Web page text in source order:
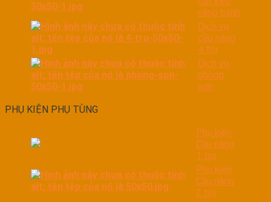
nâng bánh
Dịch vụ
cầu nâng
4 trụ
Dịch vụ
phòng
sơn
PHỤ KIỆN PHỤ TÙNG
Phụ kiện
Cầu nâng
1 trụ
Phụ kiện
Cầu nâng
2 trụ